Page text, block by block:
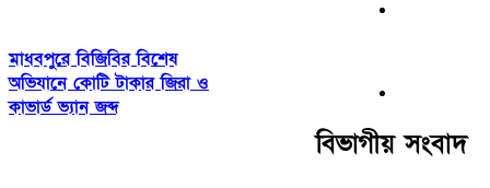
মাধবপুরে বিজিবির বিশেষ
অভিযানে কোটি টাকার জিরা ও
কাভার্ড ভ্যান জব্দ
বিভাগীয় সংবাদ